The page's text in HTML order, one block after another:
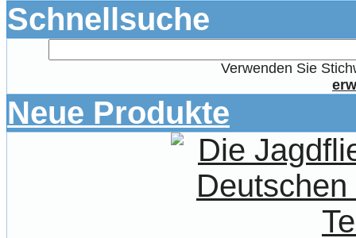
Schnellsuche
Verwenden Sie
Neue Produkte